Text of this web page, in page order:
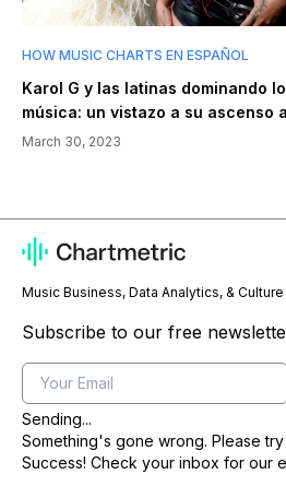
HOW MUSIC CHARTS EN ESPAÑOL
Karol G y las latinas dominando
música: un vistazo a su ascenso
March 30, 2023
Music Business, Data Analytics, &
Subscribe to our free
Email
Sending...
Something's gone wrong. Please try
Success! Check your inbox for our